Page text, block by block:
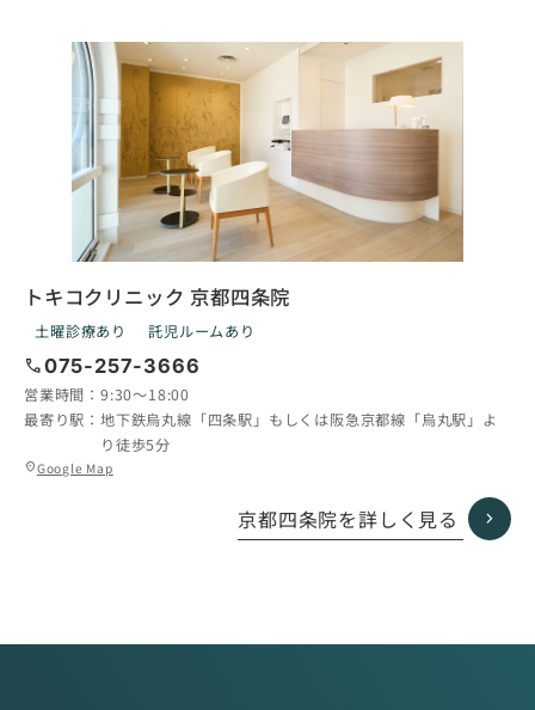
トキコクリニック 京都四条院
土曜診療あり 託児ルームあり
call075-257-3666
営業時間： 9:30〜18:00
最寄り駅： 地下鉄烏丸線「四条駅」もしくは阪急京都線「烏丸駅」よ
り徒歩5分
location_onGoogle Map
グ
京都四条院を詳しく見る